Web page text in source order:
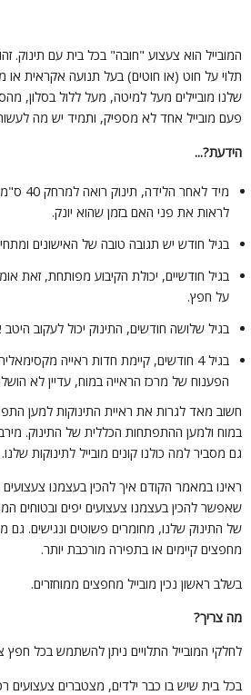
הוא צעצוע "חובה" בכל בית עם תינוק.
על חוט (או חוטים) בעל תנועה אקראית או
מוביילים מעל למיטה, מעל ללול בסלון,
מובייל אחד לא מספיק, ותמיד יש מה לעשות
מיד לאחר
לראות את פני האם בזמן שהוא יונק.
בגיל חודש יש תגובה טובה של האישונים
בגיל חודשיים, יכולת הקיבוע מפותחת, זאת
על חפץ.
בגיל שלושה חודשים, התינוק יכול לעקוב היטב
בגיל 4 חודשים, קיימת חדות ראייה
הפענוח של מרכז הראייה במוח, עדיין לא
מאד לגרות את ראיית התינוקות למען
ולמען ההתפתחות הכללית של התינוק. מירב
מסביר למה כולנו קונים מובייל לתינוקות שלנו.
במאמר הקודם איך להכין בעצמנו צעצועים
להכין בעצמנו צעצועים יפים ובטוחים
התינוק שלנו, מחומרים פשוטים ונגישים. גם
קיימים או בתפירה מורכבת יותר.
ראשון נכין מובייל מחפצים ממוחזרים.
צריך?
המובייל התלויים ניתן להשתמש בכל חפץ
בית שיש בו כבר ילדים, מצטברים צעצועים